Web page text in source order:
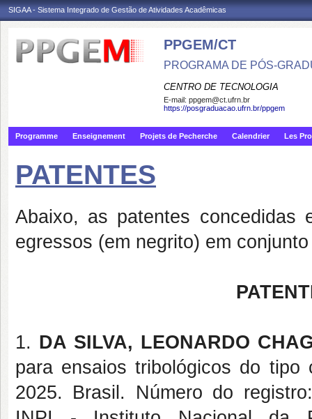
SIGAA - Sistema Integrado de Gestão de Atividades Acadêmicas
PPGEM/CT
PROGRAMA DE PÓS-
CENTRO DE TECNOLOGIA
E-mail: ppgem@ct.ufrn.br
https://posgraduacao.ufrn.br/ppgem
Programme Enseignement Projets de Pecherche Calendrier Les
PATENTES
Abaixo, as patentes concedidas
egressos (em negrito) em
1. DA SILVA, LEONARDO
para ensaios tribológicos do
2025. Brasil. Número do